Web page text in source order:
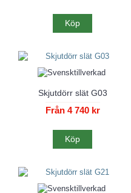
Köp
Skjutdörr slät G03
Från 4 740 kr
Köp